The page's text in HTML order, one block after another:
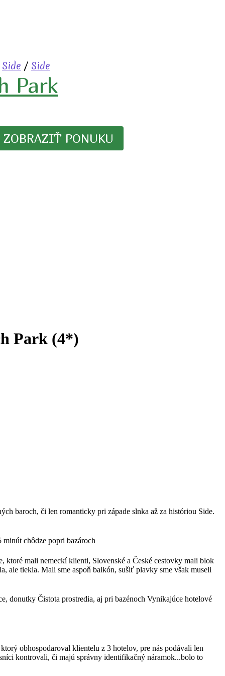
Side / Side
Park
ZOBRAZIŤ PONUKU
Park (4*)
baroch, či len romanticky pri západe slnka až za históriou Side.
chôdze popri bazároch
mali nemeckí klienti, Slovenské a České cestovky mali blok
ale tiekla. Mali sme aspoň balkón, sušiť plavky sme však museli
donutky Čistota prostredia, aj pri bazénoch Vynikajúce hotelové
obhospodaroval klientelu z 3 hotelov, pre nás podávali len
kontrovali, či majú správny identifikačný náramok...bolo to